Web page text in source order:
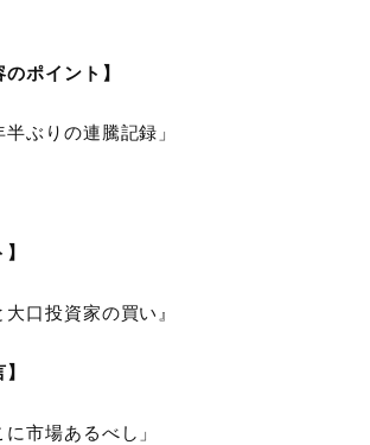
ポイント】
ぶりの連騰記録」
大口投資家の買い』
に市場あるべし」